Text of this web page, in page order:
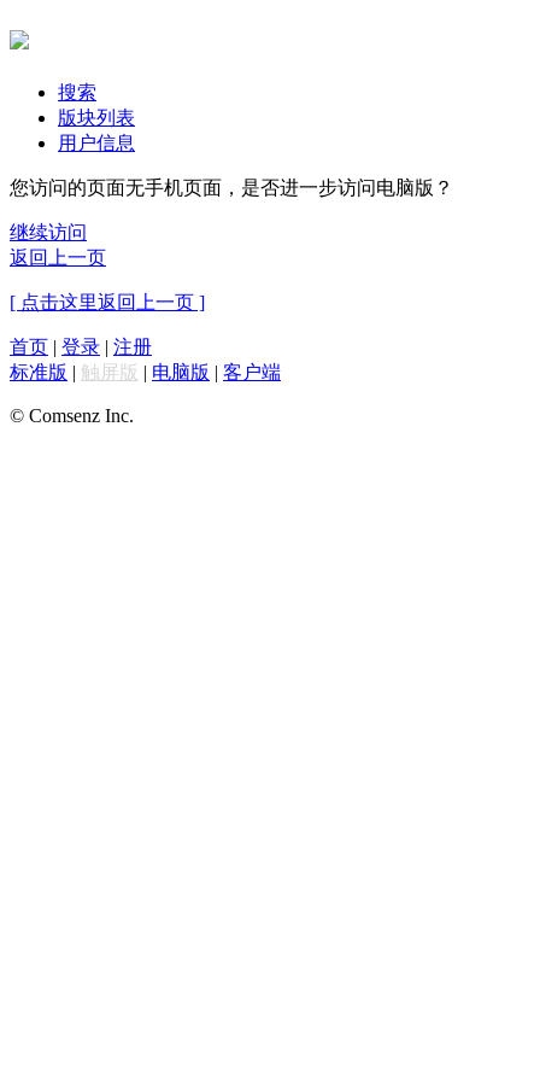
搜索
版块列表
用户信息
您访问的页面无手机页面，是否进一步访问电脑版？
继续访问
返回上一页
[ 点击这里返回上一页 ]
首页 | 登录 | 注册
标准版 | 触屏版 | 电脑版 | 客户端
© Comsenz Inc.